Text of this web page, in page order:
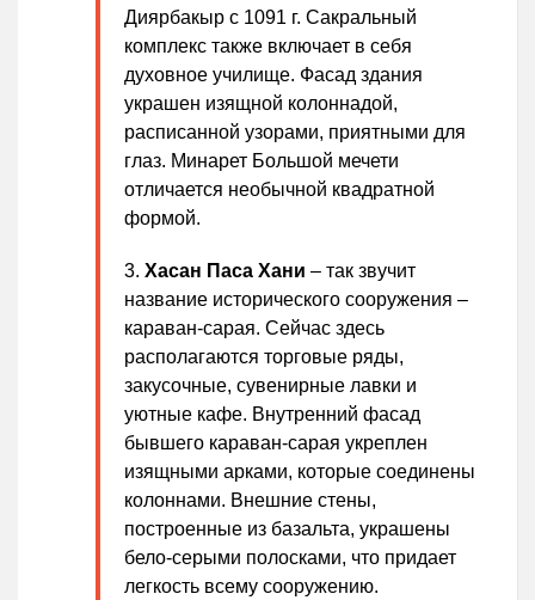
Диярбакыр с 1091 г. Сакральный
комплекс также включает в себя
духовное училище. Фасад здания
украшен изящной колоннадой,
расписанной узорами, приятными для
глаз. Минарет Большой мечети
отличается необычной квадратной
формой.
Хасан Паса Хани – так звучит
название исторического сооружения –
караван-сарая. Сейчас здесь
располагаются торговые ряды,
закусочные, сувенирные лавки и
уютные кафе. Внутренний фасад
бывшего караван-сарая укреплен
изящными арками, которые соединены
колоннами. Внешние стены,
построенные из базальта, украшены
бело-серыми полосками, что придает
легкость всему сооружению.